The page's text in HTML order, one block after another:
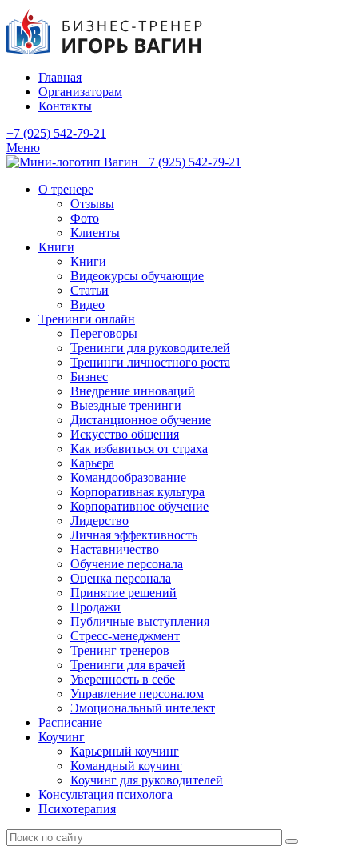
Главная
Организаторам
Контакты
+7 (925) 542-79-21
Меню
+7 (925) 542-79-21
О тренере
Отзывы
Фото
Клиенты
Книги
Книги
Видеокурсы обучающие
Статьи
Видео
Тренинги онлайн
Переговоры
Тренинги для руководителей
Тренинги личностного роста
Бизнес
Внедрение инноваций
Выездные тренинги
Дистанционное обучение
Искусство общения
Как избавиться от страха
Карьера
Командообразование
Корпоративная культура
Корпоративное обучение
Лидерство
Личная эффективность
Наставничество
Обучение персонала
Оценка персонала
Принятие решений
Продажи
Публичные выступления
Стресс-менеджмент
Тренинг тренеров
Тренинги для врачей
Уверенность в себе
Управление персоналом
Эмоциональный интелект
Расписание
Коучинг
Карьерный коучинг
Командный коучинг
Коучинг для руководителей
Консультация психолога
Психотерапия